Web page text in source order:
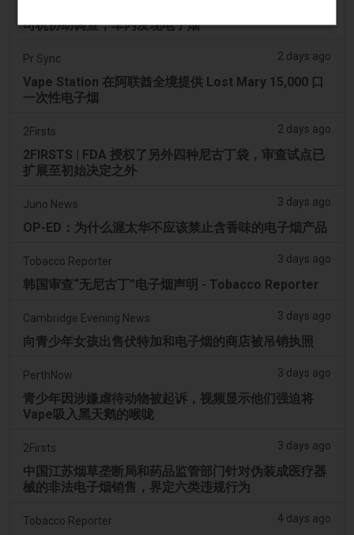
司机协助调查，车内发现电子烟
Pr Sync 2 days ago
Vape Station 在阿联酋全境提供 Lost Mary 15,000 口
一次性电子烟
2Firsts 2 days ago
2FIRSTS | FDA 授权了另外四种尼古丁袋，审查试点已
扩展至初始决定之外
Juno News 3 days ago
OP-ED：为什么渥太华不应该禁止含香味的电子烟产品
Tobacco Reporter 3 days ago
韩国审查“无尼古丁”电子烟声明 - Tobacco Reporter
Cambridge Evening News 3 days ago
向青少年女孩出售伏特加和电子烟的商店被吊销执照
PerthNow 3 days ago
青少年因涉嫌虐待动物被起诉，视频显示他们强迫将
Vape吸入黑天鹅的喉咙
2Firsts 3 days ago
中国江苏烟草垄断局和药品监管部门针对伪装成医疗器
械的非法电子烟销售，界定六类违规行为
Tobacco Reporter 4 days ago